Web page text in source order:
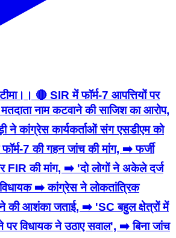
🔴 SIR में फॉर्म-7 आपत्तियों पर
नाम कटवाने की साजिश का आरोप,
ने कांग्रेस कार्यकर्ताओं संग एसडीएम को
फॉर्म-7 की गहन जांच की मांग, ➡️ फर्जी
FIR की मांग, ➡️ 'दो लोगों ने अकेले दर्ज
➡️ कांग्रेस ने लोकतांत्रिक
की आशंका जताई, ➡️ 'SC बहुल क्षेत्रों में
पर विधायक ने उठाए सवाल', ➡️ बिना जांच